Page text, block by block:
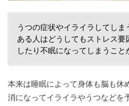
うつの症状やイライラしてしま
ある人はどうしてもストレス要
したり不眠になってしまうこと
本来は睡眠によって身体も脳も休
消になってイライラやうつなどを